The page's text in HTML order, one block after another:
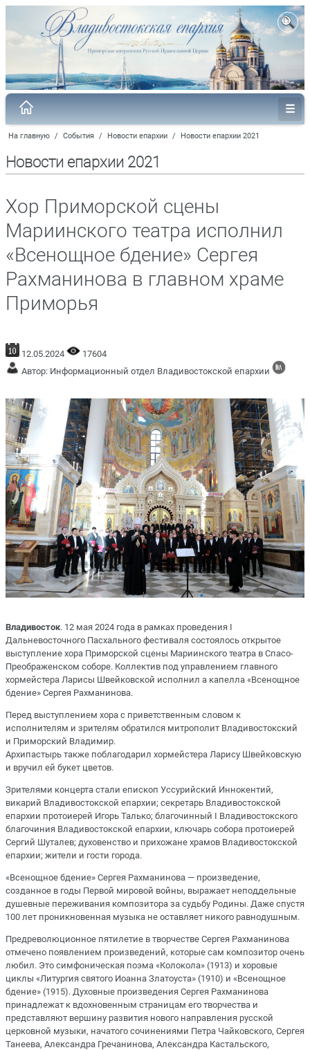
На главную / События / Новости епархии / Новости епархии 2021
Новости епархии 2021
Хор Приморской сцены
Мариинского театра исполнил
«Всенощное бдение» Сергея
Рахманинова в главном храме
Приморья
12.05.2024
17604
Автор: Информационный отдел Владивостокской епархии
Владивосток. 12 мая 2024 года в рамках проведения I
Дальневосточного Пасхального фестиваля состоялось открытое
выступление хора Приморской сцены Мариинского театра в Спасо-
Преображенском соборе. Коллектив под управлением главного
хормейстера Ларисы Швейковской исполнил а капелла «Всенощное
бдение» Сергея Рахманинова.
Перед выступлением хора с приветственным словом к
исполнителям и зрителям обратился митрополит Владивостокский
и Приморский Владимир.
Архипастырь также поблагодарил хормейстера Ларису Швейковскую
и вручил ей букет цветов.
Зрителями концерта стали епископ Уссурийский Иннокентий,
викарий Владивостокской епархии; секретарь Владивостокской
епархии протоиерей Игорь Талько; благочинный I Владивостокского
благочиния Владивостокской епархии, ключарь собора протоиерей
Сергий Шуталев; духовенство и прихожане храмов Владивостокской
епархии; жители и гости города.
«Всенощное бдение» Сергея Рахманинова — произведение,
созданное в годы Первой мировой войны, выражает неподдельные
душевные переживания композитора за судьбу Родины. Даже спустя
100 лет проникновенная музыка не оставляет никого равнодушным.
Предреволюционное пятилетие в творчестве Сергея Рахманинова
отмечено появлением произведений, которые сам композитор очень
любил. Это симфоническая поэма «Колокола» (1913) и хоровые
циклы «Литургия святого Иоанна Златоуста» (1910) и «Всенощное
бдение» (1915). Духовные произведения Сергея Рахманинова
принадлежат к вдохновенным страницам его творчества и
представляют вершину развития нового направления русской
церковной музыки, начатого сочинениями Петра Чайковского, Сергея
Танеева, Александра Гречанинова, Александра Кастальского,